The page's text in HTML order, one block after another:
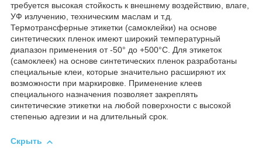
требуется высокая стойкость к внешнему воздействию, влаге,
УФ излучению, техническим маслам и т.д.
Термотрансферные этикетки (самоклейки) на основе
синтетических пленок имеют широкий температурный
диапазон применения от -50° до +500°С. Для этикеток
(самоклеек) на основе синтетических пленок разработаны
специальные клеи, которые значительно расширяют их
возможности при маркировке. Применение клеев
специального назначения позволяет закреплять
синтетические этикетки на любой поверхности с высокой
степенью адгезии и на длительный срок.
Скрыть